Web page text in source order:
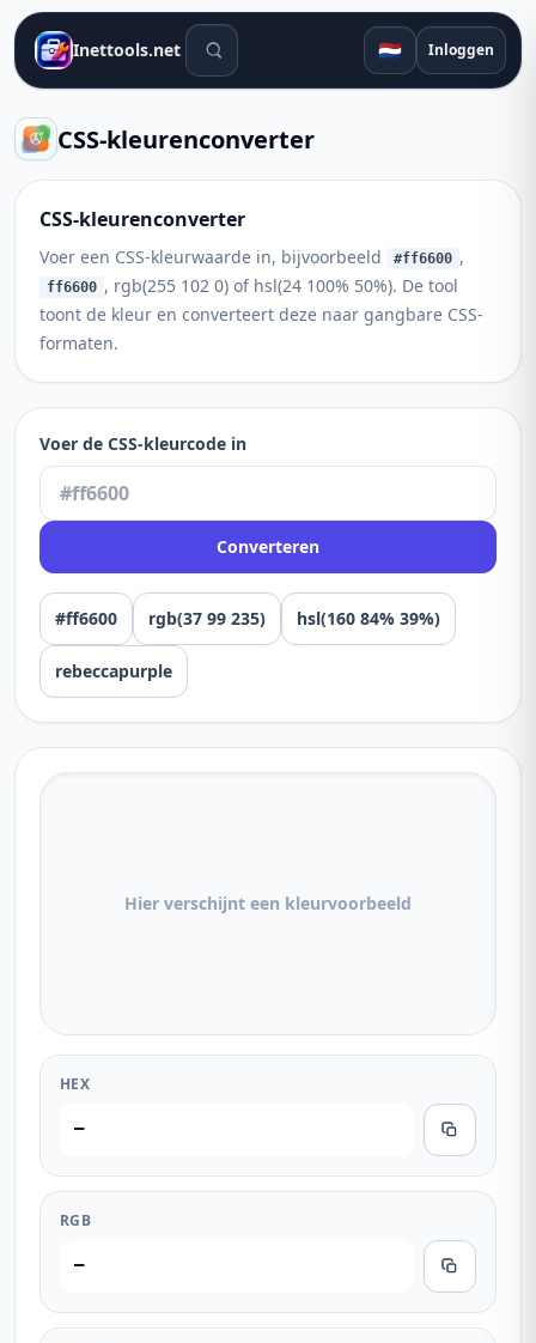
Inettools.net Zoekhulpmiddelen 🇳🇱 Inloggen
CSS-kleurenconverter
CSS-kleurenconverter
Voer een CSS-kleurwaarde in, bijvoorbeeld #ff6600 ,
ff6600 , rgb(255 102 0) of hsl(24 100% 50%). De tool
toont de kleur en converteert deze naar gangbare CSS-
formaten.
Voer de CSS-kleurcode in
Converteren
#ff6600 rgb(37 99 235) hsl(160 84% 39%)
rebeccapurple
Hier verschijnt een kleurvoorbeeld
HEX
—
RGB
—